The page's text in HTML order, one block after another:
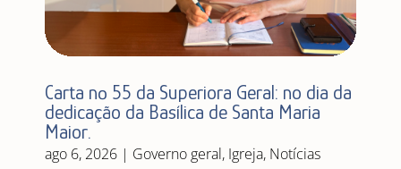
Carta nº 55 da Superiora Geral: no dia da
dedicação da Basílica de Santa Maria
Maior.
ago 6, 2026| Governo geral, Igreja, Notícias